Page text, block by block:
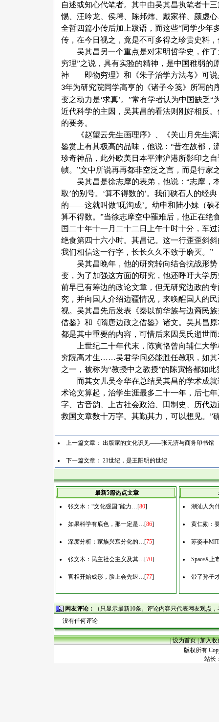
自述或知心代笔者。其中由吴其昌执笔者十
惕、汪吟龙、侯堮、陈邦炜、戴家祥、颜虚
全哲四篇小传后加上跋语，而这些“同学少年
传，在今日视之，竟是不可多得之珍贵史料
吴其昌另一个重点是对宋明哲学史，作
穷理”之说，具有实验的精神，是中国稚弱的
神——即物穷理》和《朱子治学方法考》可说
3年为研究院同学高亨的《诸子今笺》所写的
变之动力是‘求真’。”常有学者认为中国缺乏
近代科学的主因，吴其昌的看法则刚好相反
的要务。
《赵望云先生画理序》、《关山月先生
鉴赏上有其极高的品味，他说： “昔在故都，
珍奇神品，此外欧美日本平津沪港所影印之
帧。”文中所说再再都非空泛之言，而是行家
吴其昌是徐志摩的表弟，他说： “志摩，
取’的别号。‘算不得数的’。我们硖石人的经
的——这就叫做‘呒淘成’。幼申和陆小妹（硖
算不得数。”当徐志摩空中罹难后，他正在绝
国二十年十一月二十二日上午十时十分，车
绝食第四十六小时。其昌记。这一行歪歪斜
我们相信这一行字，长长久久不致于磨灭。”
吴其昌晚年，他的研究转向结合抗战形势
变，为了加强这方面的研究，他还呼吁大学
前早已有筹边的政论文章，但无研究边政的
究，并向国人介绍边疆情况，来唤醒国人的
视。吴其昌先后发表《秦以前华族与边裔民
借鉴》和《隋唐边政之借鉴》诸文。吴其昌
都是其中重要的内容，可惜后来因吴氏逝世
上世纪二十年代末，陈寅恪曾向辅仁大
究院高才生……吴君学问必能胜任教职，如其
之一，被称为“教授中之教授”的陈寅恪都如
而其女儿吴令华在总结吴其昌的学术成
术论文算起，治学生涯最多二十一年，后七
字、古音韵、上古社会政治、田制史、历代
救国文章数十万字。其勤其力，可以想见。”
上一篇文章： 出版家的文化识见——张元济与商务印书馆
下一篇文章： 21世纪，是王阳明的世纪
最新5篇热点文章
张文木：“文化强国”能力…[80]
如果科学有底色，那一定是…[86]
深度分析：家族兴衰分化的…[75]
张文木：民主社会主义及其…[70]
官相开始成形，脸上会先退…[77]
潮汕人为
黄仁勋：
苏姿丰
SpaceX
带了孙子
网友评论：
（只显示最新10条。评论内容只代表网友观点
没有任何评论
|设为首页|加入收
版权所有
站长